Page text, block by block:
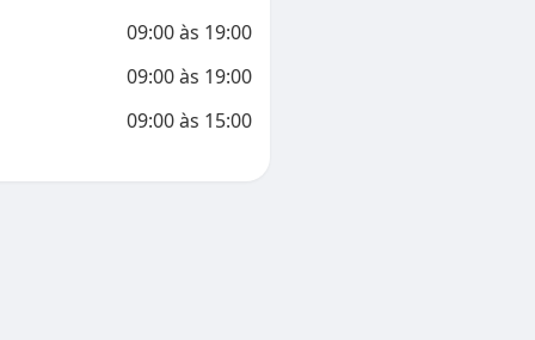
09:00às 19:00
09:00às 19:00
09:00às 15:00